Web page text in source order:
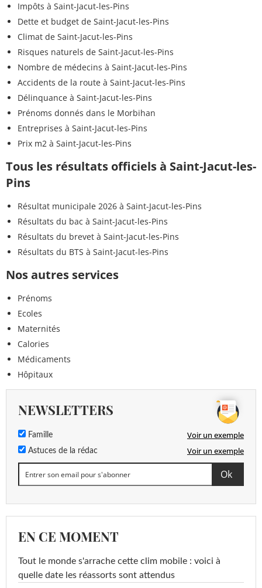
Impôts à Saint-Jacut-les-Pins
Dette et budget de Saint-Jacut-les-Pins
Climat de Saint-Jacut-les-Pins
Risques naturels de Saint-Jacut-les-Pins
Nombre de médecins à Saint-Jacut-les-Pins
Accidents de la route à Saint-Jacut-les-Pins
Délinquance à Saint-Jacut-les-Pins
Prénoms donnés dans le Morbihan
Entreprises à Saint-Jacut-les-Pins
Prix m2 à Saint-Jacut-les-Pins
Tous les résultats officiels à Saint-Jacut-les-
Pins
Résultat municipale 2026 à Saint-Jacut-les-Pins
Résultats du bac à Saint-Jacut-les-Pins
Résultats du brevet à Saint-Jacut-les-Pins
Résultats du BTS à Saint-Jacut-les-Pins
Nos autres services
Prénoms
Ecoles
Maternités
Calories
Médicaments
Hôpitaux
NEWSLETTERS
Famille Voir un exemple
Astuces de la rédac Voir un exemple
EN CE MOMENT
Tout le monde s'arrache cette clim mobile : voici à
quelle date les réassorts sont attendus